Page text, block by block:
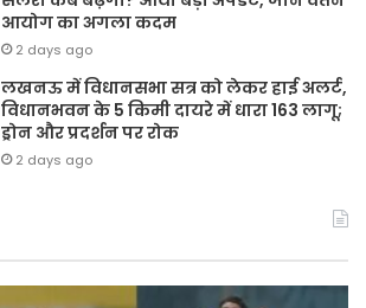
आयोग का अगला कदम
2 days ago
लखनऊ में विधानसभा सत्र को लेकर हाई अलर्ट,
विधानभवन के 5 किमी दायरे में धारा 163 लागू;
ड्रोन और प्रदर्शन पर रोक
2 days ago